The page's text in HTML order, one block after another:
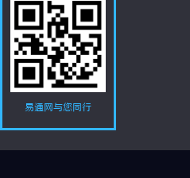
易通网与您同行